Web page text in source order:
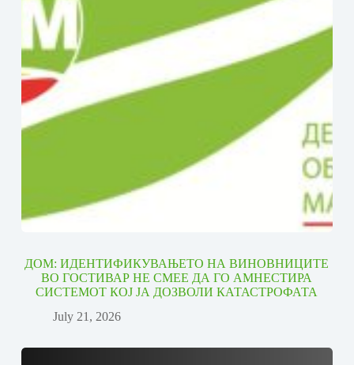
ДОМ: ИДЕНТИФИКУВАЊЕТО НА ВИНОВНИЦИТЕ
ВО ГОСТИВАР НЕ СМЕЕ ДА ГО АМНЕСТИРА
СИСТЕМОТ КОЈ ЈА ДОЗВОЛИ КАТАСТРОФАТА
July 21, 2026